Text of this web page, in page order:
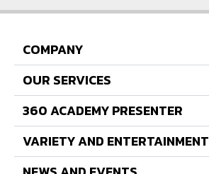
COMPANY
OUR SERVICES
360 ACADEMY PRESENTER
VARIETY AND ENTERTAINMENT